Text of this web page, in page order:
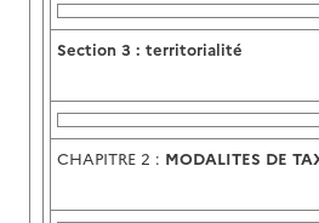
Section 3 : territorialité
CHAPITRE 2 : MODALITES DE